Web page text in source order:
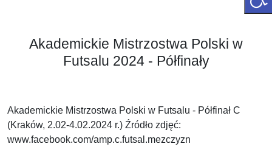
Akademickie Mistrzostwa Polski w
Futsalu 2024 - Półfinały
Akademickie Mistrzostwa Polski w Futsalu - Półfinał C
(Kraków, 2.02-4.02.2024 r.) Źródło zdjęć:
www.facebook.com/amp.c.futsal.mezczyzn